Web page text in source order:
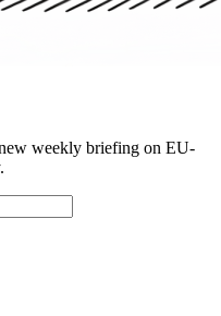
weekly briefing on EU-